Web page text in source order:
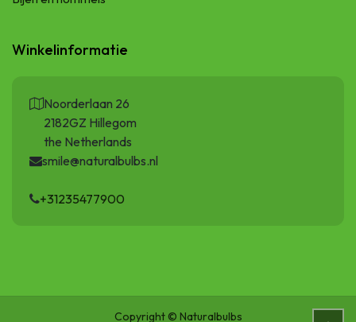
Winkelinformatie
Noorderlaan 26
2182GZ Hillegom
the Netherlands
smile@naturalbulbs.nl
+31235477900
Copyright © Naturalbulbs